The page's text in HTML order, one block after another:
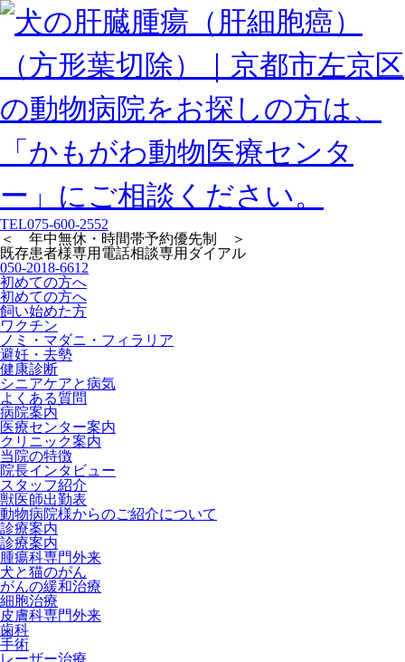
TEL075-600-2552
＜ 年中無休・時間帯予約優先制 ＞
既存患者様専用 電話相談専用ダイアル
050-2018-6612
初めての方へ
初めての方へ
飼い始めた方
ワクチン
ノミ・マダニ・フィラリア
避妊・去勢
健康診断
シニアケアと病気
よくある質問
病院案内
医療センター案内
クリニック案内
当院の特徴
院長インタビュー
スタッフ紹介
獣医師出勤表
動物病院様からのご紹介について
診療案内
診療案内
腫瘍科専門外来
犬と猫のがん
がんの緩和治療
細胞治療
皮膚科専門外来
歯科
手術
レーザー治療